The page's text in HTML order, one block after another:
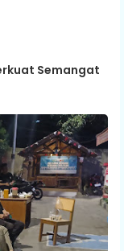
Semangat